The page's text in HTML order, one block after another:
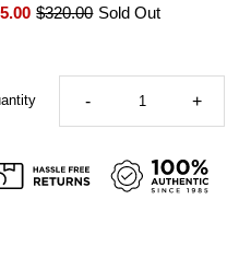
$320.00 Sold Out
- +